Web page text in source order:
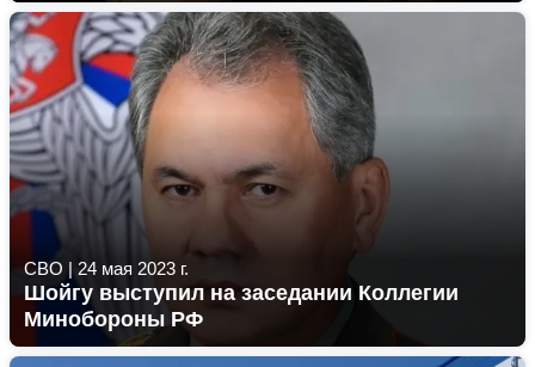
СВО | 24 мая 2023 г.
Шойгу выступил на заседании Коллегии
Минобороны РФ